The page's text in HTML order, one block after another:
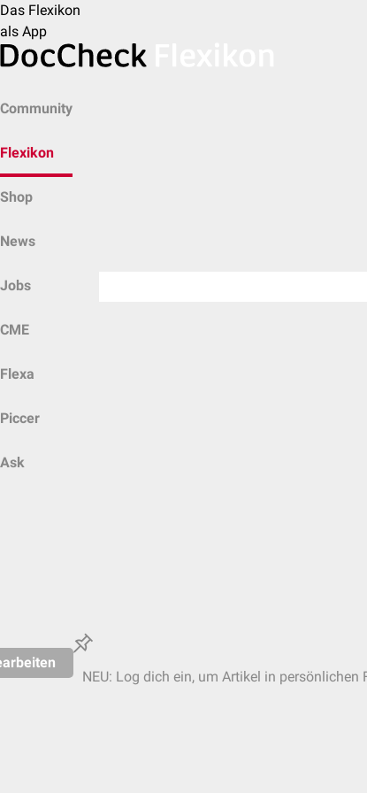
Das Flexikon
als App
Community
Flexikon
Shop
News
Jobs
CME
Flexa
Piccer
Ask
NEU: Log dich ein, um Artikel in persönlichen